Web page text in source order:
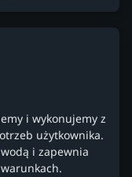
i wykonujemy z
użytkownika.
i zapewnia